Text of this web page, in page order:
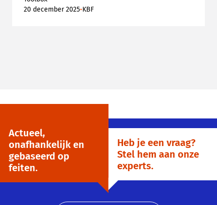
20 december 2025•KBF
Actueel,
onafhankelijk en
gebaseerd op
feiten.
Heb je een vraag?
Stel hem aan onze
experts.